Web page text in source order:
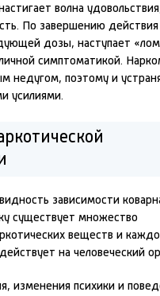
волна
По завершению действия
дозы, наступает
симптоматикой.
недугом, поэтому и
усилиями.
зависимости
существует множество
веществ и
на человеческий
изменения психики и